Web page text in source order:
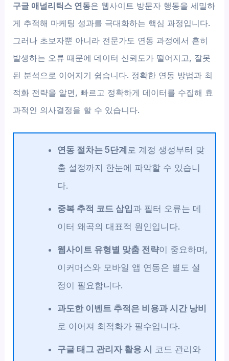
구글 애널리틱스 연동은 웹사이트 방문자 행동을 세밀하
게 추적해 마케팅 성과를 극대화하는 핵심 과정입니다.
그러나 초보자뿐 아니라 전문가도 연동 과정에서 흔히
발생하는 오류 때문에 데이터 신뢰도가 떨어지고, 잘못
된 분석으로 이어지기 쉽습니다. 정확한 연동 방법과 최
적화 전략을 알면, 빠르고 정확하게 데이터를 수집해 효
과적인 의사결정을 할 수 있습니다.
연동 절차는 5단계 로 계정 생성부터 맞
춤 설정까지 한눈에 파악할 수 있습니
다.
중복 추적 코드 삽입과 필터 오류는 데
이터 왜곡의 대표적 원인입니다.
웹사이트 유형별 맞춤 전략이 중요하며,
이커머스와 모바일 앱 연동은 별도 설
정이 필요합니다.
과도한 이벤트 추적은 비용과 시간 낭비
로 이어져 최적화가 필수입니다.
구글 태그 관리자 활용 시 코드 관리와